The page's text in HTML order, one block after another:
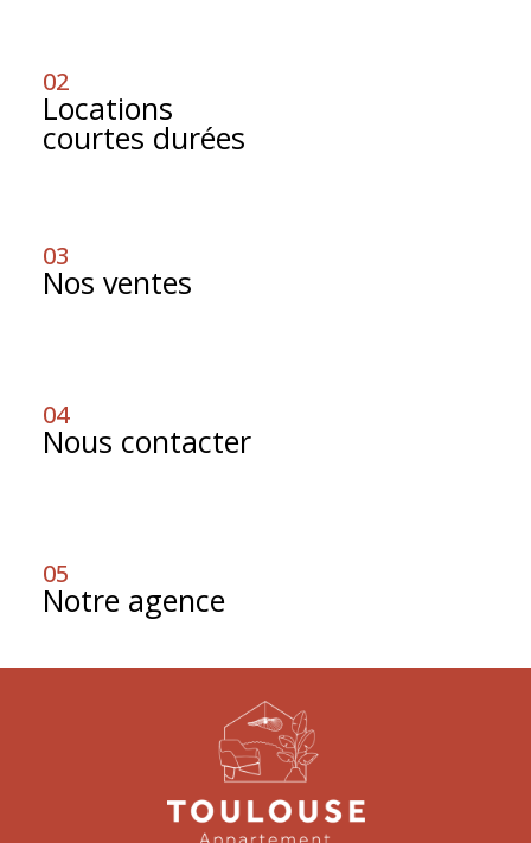
02
locations
courtes durées
03
nos ventes
04
nous contacter
05
notre agence